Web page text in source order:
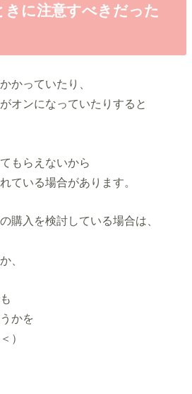
きに注意すべきだった
かっていたり、
オンになっていたりすると
もらえないから
ている場合があります。
購入を検討している場合は、
、
かを
）